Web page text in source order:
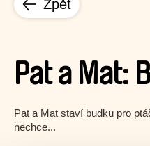
Zpět
Pat a Mat:
Pat a Mat staví budku pro
nechce...